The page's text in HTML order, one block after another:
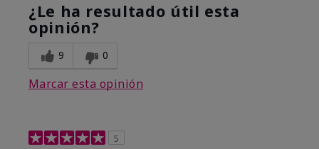
¿Le ha resultado útil esta
opinión?
9 0
Marcar esta opinión
5